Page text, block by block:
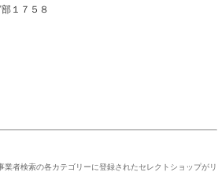
１７５８
者検索の各カテゴリーに登録されたセレクトショップがリ